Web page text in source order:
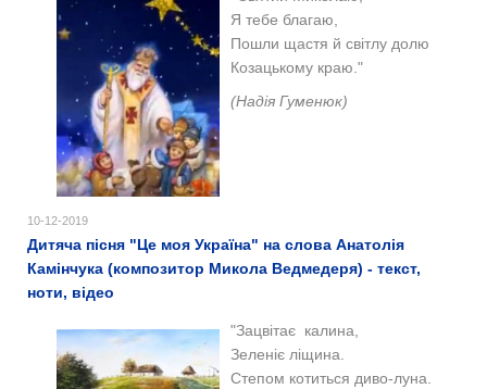
Я тебе благаю,
Пошли щастя й світлу долю
Козацькому краю."
(Надія Гуменюк)
10-12-2019
Дитяча пісня "Це моя Україна" на слова Анатолія
Камінчука (композитор Микола Ведмедеря) - текст,
ноти, відео
"​Зацвітає калина,
Зеленіє ліщина.
Степом котиться диво-луна.